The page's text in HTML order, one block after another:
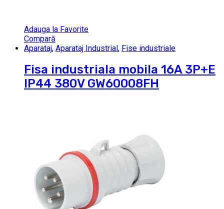
Adauga la Favorite
Compară
Aparataj, Aparataj Industrial, Fise industriale
Fisa industriala mobila 16A 3P+E
IP44 380V GW60008FH